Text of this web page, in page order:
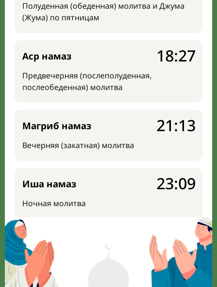
Полуденная (обеденная) молитва и Джума
(Жума) по пятницам
Аср намаз
Предвечерняя (послеполуденная,
послеобеденная) молитва
18:27
Магриб намаз
Вечерняя (закатная) молитва
21:13
Иша намаз
Ночная молитва
23:09